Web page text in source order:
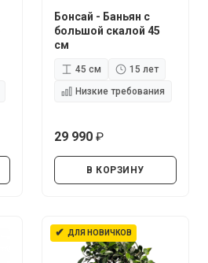
Бонсай - Баньян с
большой скалой 45
см
45 см
15 лет
Низкие требования
29 990
В КОРЗИНУ
✔ ДЛЯ НОВИЧКОВ